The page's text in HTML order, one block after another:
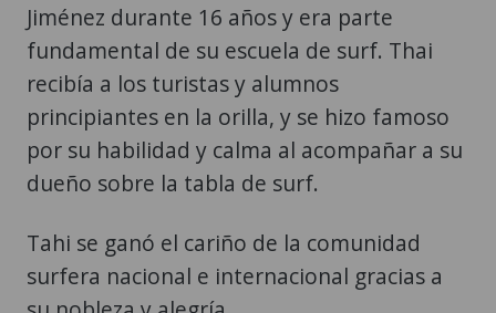
recibía a los turistas y alumnos
principiantes en la orilla, y se hizo famoso
por su habilidad y calma al acompañar a su
dueño sobre la tabla de surf.
Tahi se ganó el cariño de la comunidad
su nobleza y alegría.